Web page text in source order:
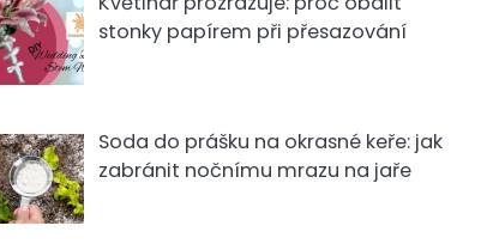
stonky papírem při přesazování
Soda do prášku na okrasné keře: jak
zabránit nočnímu mrazu na jaře